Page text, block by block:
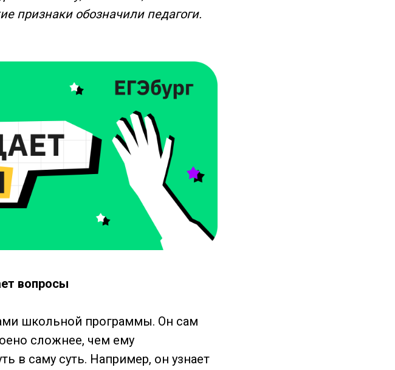
признаки обозначили педагоги.
вопросы
школьной программы. Он сам
сложнее, чем ему
в саму суть. Например, он узнает